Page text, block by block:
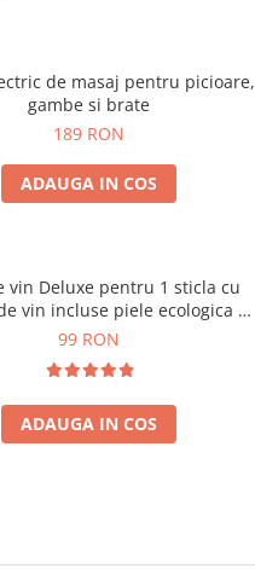
de masaj pentru picioare,
gambe si brate
189 RON
ADAUGA IN COS
vin Deluxe pentru 1 sticla cu
vin incluse piele ecologica de
crocodil
99 RON
ADAUGA IN COS